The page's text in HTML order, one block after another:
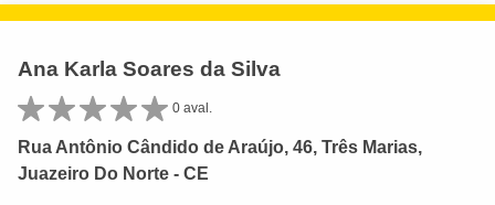
Ana Karla Soares da Silva
0 aval.
Rua Antônio Cândido de Araújo, 46, Três Marias,
Juazeiro Do Norte - CE